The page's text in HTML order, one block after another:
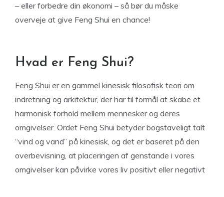
– eller forbedre din økonomi – så bør du måske
overveje at give Feng Shui en chance!
Hvad er Feng Shui?
Feng Shui er en gammel kinesisk filosofisk teori om
indretning og arkitektur, der har til formål at skabe et
harmonisk forhold mellem mennesker og deres
omgivelser. Ordet Feng Shui betyder bogstaveligt talt
“vind og vand” på kinesisk, og det er baseret på den
overbevisning, at placeringen af genstande i vores
omgivelser kan påvirke vores liv positivt eller negativt